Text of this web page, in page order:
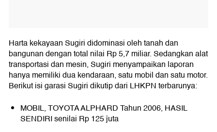
Harta kekayaan Sugiri didominasi oleh tanah dan
bangunan dengan total nilai Rp 5,7 miliar. Sedangkan alat
transportasi dan mesin, Sugiri menyampaikan laporan
hanya memiliki dua kendaraan, satu mobil dan satu motor.
Berikut isi garasi Sugiri dikutip dari LHKPN terbarunya:
MOBIL, TOYOTA ALPHARD Tahun 2006, HASIL
SENDIRI senilai Rp 125 juta